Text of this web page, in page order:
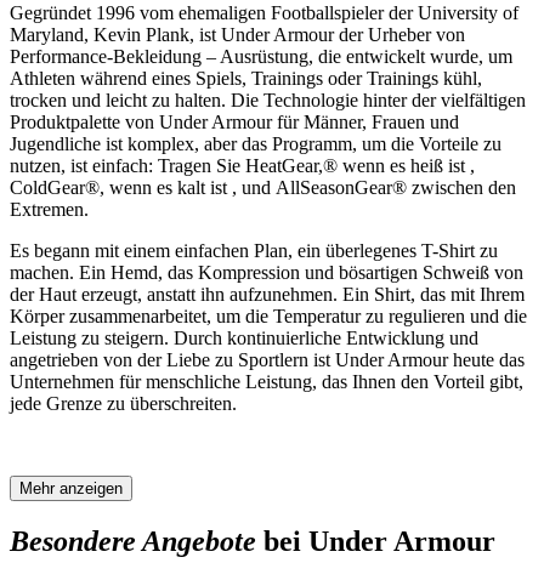
Gegründet 1996 vom ehemaligen Footballspieler der University of
Maryland, Kevin Plank, ist Under Armour der Urheber von
Performance-Bekleidung – Ausrüstung, die entwickelt wurde, um
Athleten während eines Spiels, Trainings oder Trainings kühl,
trocken und leicht zu halten. Die Technologie hinter der vielfältigen
Produktpalette von Under Armour für Männer, Frauen und
Jugendliche ist komplex, aber das Programm, um die Vorteile zu
nutzen, ist einfach: Tragen Sie HeatGear,® wenn es heiß ist ,
ColdGear®, wenn es kalt ist , und AllSeasonGear® zwischen den
Extremen.
Es begann mit einem einfachen Plan, ein überlegenes T-Shirt zu
machen. Ein Hemd, das Kompression und bösartigen Schweiß von
der Haut erzeugt, anstatt ihn aufzunehmen. Ein Shirt, das mit Ihrem
Körper zusammenarbeitet, um die Temperatur zu regulieren und die
Leistung zu steigern. Durch kontinuierliche Entwicklung und
angetrieben von der Liebe zu Sportlern ist Under Armour heute das
Unternehmen für menschliche Leistung, das Ihnen den Vorteil gibt,
jede Grenze zu überschreiten.
Mehr anzeigen
Besondere Angebote bei Under Armour